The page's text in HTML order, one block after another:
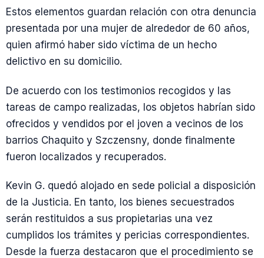
Estos elementos guardan relación con otra denuncia
presentada por una mujer de alrededor de 60 años,
quien afirmó haber sido víctima de un hecho
delictivo en su domicilio.
De acuerdo con los testimonios recogidos y las
tareas de campo realizadas, los objetos habrían sido
ofrecidos y vendidos por el joven a vecinos de los
barrios Chaquito y Szczensny, donde finalmente
fueron localizados y recuperados.
Kevin G. quedó alojado en sede policial a disposición
de la Justicia. En tanto, los bienes secuestrados
serán restituidos a sus propietarias una vez
cumplidos los trámites y pericias correspondientes.
Desde la fuerza destacaron que el procedimiento se